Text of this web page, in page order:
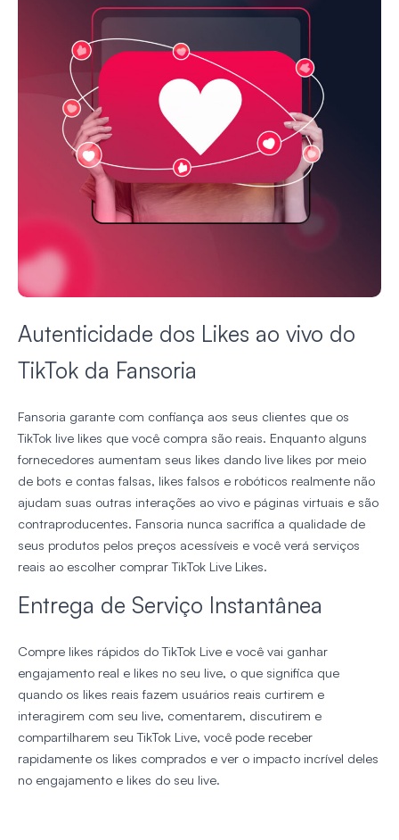
Autenticidade dos Likes ao vivo do
TikTok da Fansoria
Fansoria garante com confiança aos seus clientes que os
TikTok live likes que você compra são reais. Enquanto alguns
fornecedores aumentam seus likes dando live likes por meio
de bots e contas falsas, likes falsos e robóticos realmente não
ajudam suas outras interações ao vivo e páginas virtuais e são
contraproducentes. Fansoria nunca sacrifica a qualidade de
seus produtos pelos preços acessíveis e você verá serviços
reais ao escolher comprar TikTok Live Likes.
Entrega de Serviço Instantânea
Compre likes rápidos do TikTok Live e você vai ganhar
engajamento real e likes no seu live, o que significa que
quando os likes reais fazem usuários reais curtirem e
interagirem com seu live, comentarem, discutirem e
compartilharem seu TikTok Live, você pode receber
rapidamente os likes comprados e ver o impacto incrível deles
no engajamento e likes do seu live.